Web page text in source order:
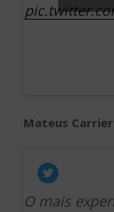
Mateus
O mais